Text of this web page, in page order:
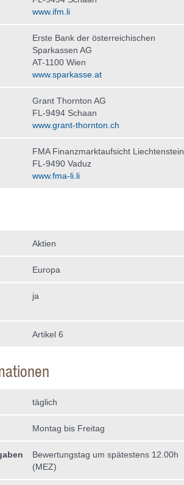
www.ifm.li
Erste Bank der österreichischen
Sparkassen AG
AT-1100 Wien
www.sparkasse.at
Grant Thornton AG
FL-9494 Schaan
www.grant-thornton.ch
FMA Finanzmarktaufsicht Liechtenstein
FL-9490 Vaduz
www.fma-li.li
Aktien
Europa
ja
Artikel 6
täglich
Montag bis Freitag
Bewertungstag um spätestens 12.00h
(MEZ)